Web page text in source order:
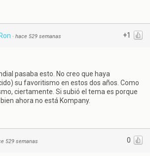
+1
· hace 529 semanas
pasaba esto. No creo que haya
su favoritismo en estos dos años. Como
ciertamente. Si subió el tema es porque
ahora no está Kompany.
0
529 semanas